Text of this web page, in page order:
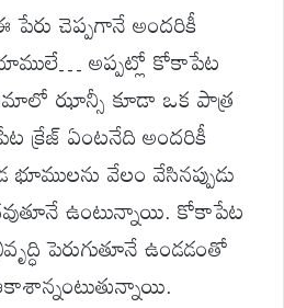
చెప్పగానే అందరికీ
అప్పట్లో కోకాపేట
ఝాన్సీ కూడా ఒక పాత్ర
క్రేజ్ ఏంటనేది అందరికీ
వేలం వేసినప్పుడు
ఉంటున్నాయి. కోకాపేట
పెరుగుతూనే ఉండడంతో